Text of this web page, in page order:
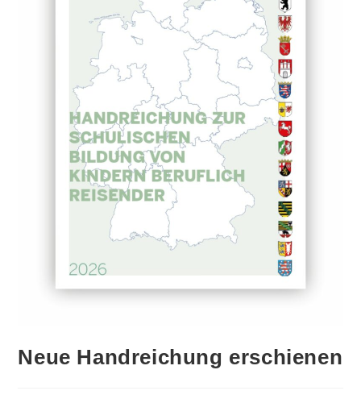
Neue Handreichung erschienen